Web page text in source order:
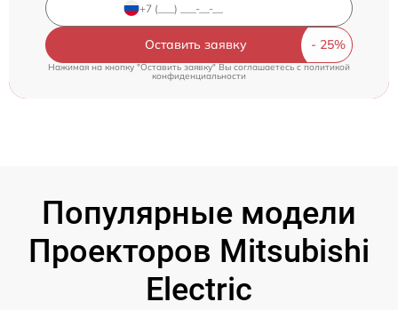
Оставить заявку
Нажимая на кнопку "Оставить заявку" Вы соглашаетесь c политикой
конфиденциальности
Популярные модели
Проекторов Mitsubishi
Electric